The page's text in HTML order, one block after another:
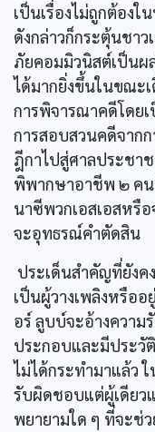
เป็นเรื่องไม่ถูกต้อง
ดังกล่าวก็กระตุ้นชา
ภัยคอมมิวนิสต์เป็นผ
ได้มากยิ่งขึ้นในขณะ
การพิจารณาคดีโดย
การสอบสวนคดีจาก
ฎีกาไปสู่ศาลประชา
พิพากษาอาชีพ ๒ ค
นาซีพวกเอสเอสหรื
จะอุทธรณ์คำตัดสิน
ประเด็นสำคัญที่ยังค
เป็นผู้วางเพลิงหรือ
อร์ ลูบบ์จะอ้างควา
ประกอบและมีประวั
ไม่ได้กระทำมาแล้ว
รับผิดชอบแต่ผู้เดียว
พยายามใด ๆ ที่จะช่